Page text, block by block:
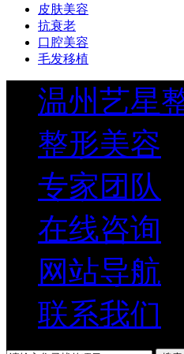
皮肤美容
抗衰老
口腔美容
毛发移植
温州艺星
整形美容
专家团队
在线咨询
网站导航
联系我们